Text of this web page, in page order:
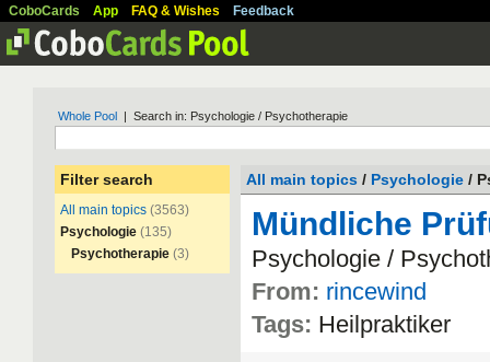
CoboCards App FAQ & Wishes Feedback
Whole Pool | Search in: Psychologie / Psychotherapie
Filter search
All main topics (3563)
Psychologie (135)
Psychotherapie (3)
All main topics / Psychologie /
Mündliche
Psychologie /
From: rincewind
Tags: Heilpraktiker